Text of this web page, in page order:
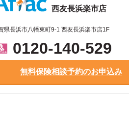
西友長浜楽市店
県長浜市八幡東町9-1 西友長浜楽市店1F
0120-140-529
無料保険相談予約のお申込み